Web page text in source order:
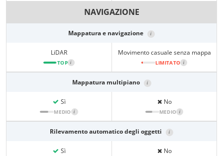
NAVIGAZIONE
Mappatura e navigazione i
LiDAR
TOP i
Movimento casuale senza mappa
LIMITATO i
Mappatura multipiano i
Sì
MEDIO i
No
MEDIO i
Rilevamento automatico degli oggetti i
Sì No